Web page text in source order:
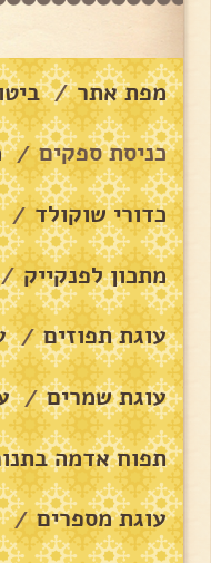
מפת אתר /
כניסת ספקים /
כדורי שוקולד /
מתכון לפנקייק /
עוגת תפוזים /
עוגת שמרים /
תפוח אדמה
עוגת מספרים /